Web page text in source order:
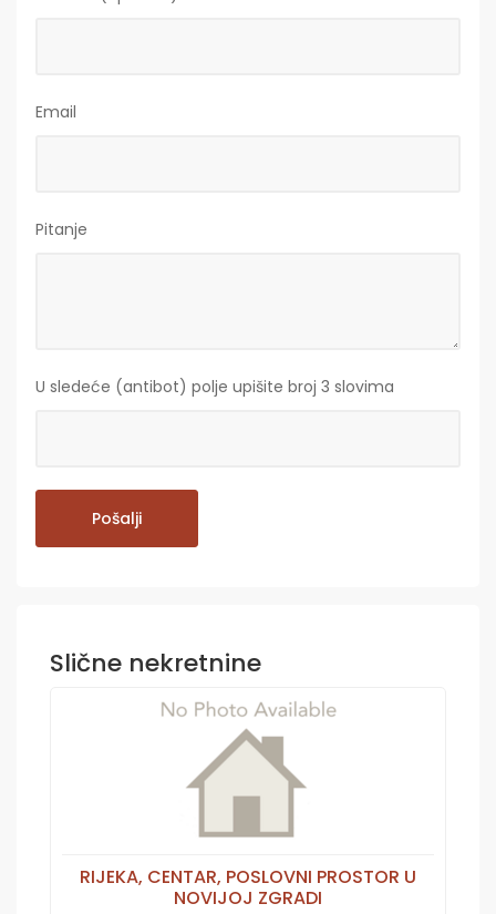
Email
Pitanje
U sledeće (antibot) polje upišite broj 3 slovima
Slične nekretnine
RIJEKA, CENTAR, POSLOVNI PROSTOR U
NOVIJOJ ZGRADI